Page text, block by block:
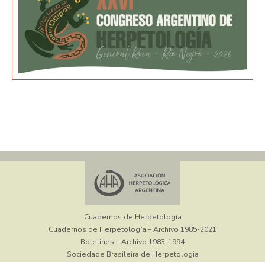
Cuadernos de Herpetología
Cuadernos de Herpetología – Archivo 1985-2021
Boletines – Archivo 1983-1994
Sociedade Brasileira de Herpetologia